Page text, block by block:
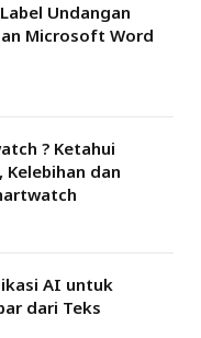
Undangan
Microsoft Word
? Ketahui
Kelebihan dan
AI untuk
dari Teks